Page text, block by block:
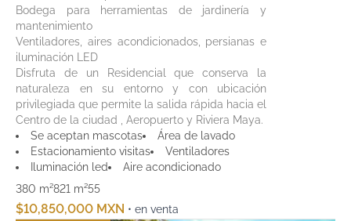
Bodega para herramientas de jardinería y
mantenimiento
Ventiladores, aires acondicionados, persianas e
iluminación LED
Disfruta de un Residencial que conserva la
naturaleza en su entorno y con ubicación
privilegiada que permite la salida rápida hacia el
Centro de la ciudad , Aeropuerto y Riviera Maya.
Se aceptan mascotas
Área de lavado
Estacionamiento visitas
Ventiladores
Iluminación led
Aire acondicionado
380 m²821 m²55
$10,850,000 MXN • en venta